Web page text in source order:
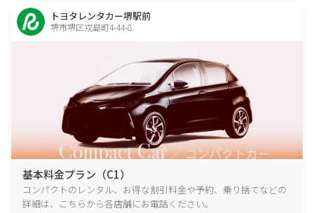
トヨタレンタカー堺駅前
堺市堺区戎島町4-44-8
基本料金プラン（C1）
コンパクトのレンタル、お得な割引料金や予約、乗り捨てなどの
詳細は、こちらから各店舗にお電話ください。